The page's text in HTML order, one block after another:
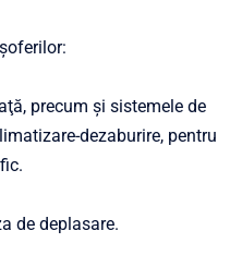
precum şi sistemele de
dezaburire, pentru
de deplasare.